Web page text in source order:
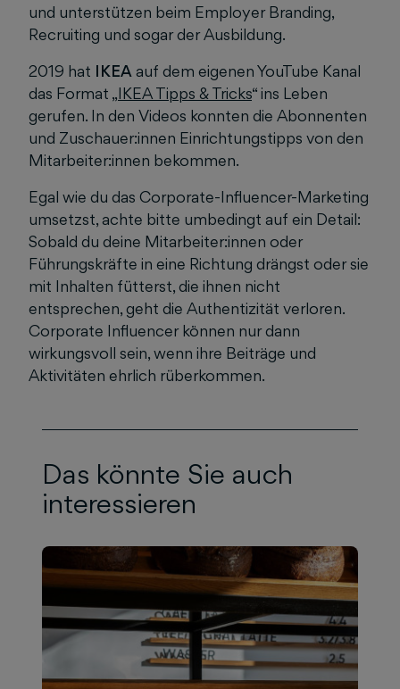
und unterstützen beim Employer Branding,
Recruiting und sogar der Ausbildung.
2019 hat IKEA auf dem eigenen YouTube Kanal
das Format „IKEA Tipps & Tricks“ ins Leben
gerufen. In den Videos konnten die Abonnenten
und Zuschauer:innen Einrichtungstipps von den
Mitarbeiter:innen bekommen.
Egal wie du das Corporate-Influencer-Marketing
umsetzst, achte bitte umbedingt auf ein Detail:
Sobald du deine Mitarbeiter:innen oder
Führungskräfte in eine Richtung drängst oder sie
mit Inhalten fütterst, die ihnen nicht
entsprechen, geht die Authentizität verloren.
Corporate Influencer können nur dann
wirkungsvoll sein, wenn ihre Beiträge und
Aktivitäten ehrlich rüberkommen.
Das könnte Sie auch
interessieren